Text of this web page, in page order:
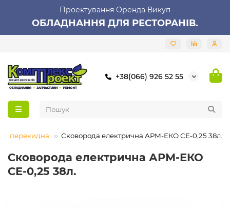
Проектування Оренда Викуп
ОБЛАДНАННЯ ДЛЯ РЕСТОРАНІВ.
+38(066) 926 52 55
перекидна Сковорода електрична АРМ-ЕКО СЕ-0,25 38л.
Сковорода електрична АРМ-ЕКО
СЕ-0,25 38л.